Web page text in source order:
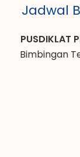
Jadwal
PUSDIKLAT
Bimbingan